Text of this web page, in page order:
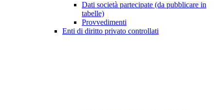
Dati società partecipate (da pubblicare in
tabelle)
Provvedimenti
Enti di diritto privato controllati